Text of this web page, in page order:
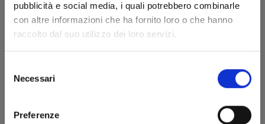
pubblicità e social media, i quali potrebbero combinarle
con altre informazioni che ha fornito loro o che hanno
raccolto dal suo utilizzo dei loro servizi.
delNecessari
Preferenze
ONE PIECE CAMPUS n. 4